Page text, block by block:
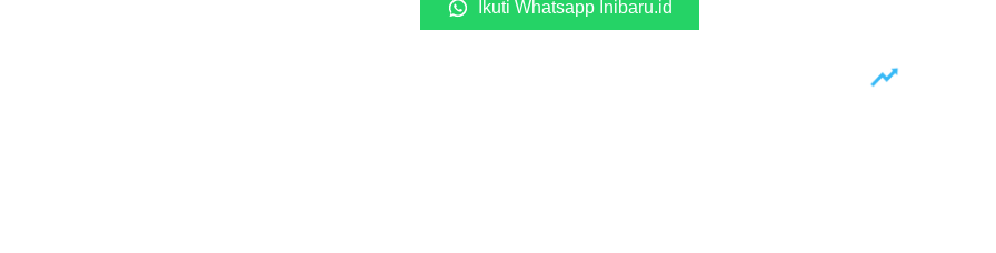
Ikuti Whatsapp Inibaru.id